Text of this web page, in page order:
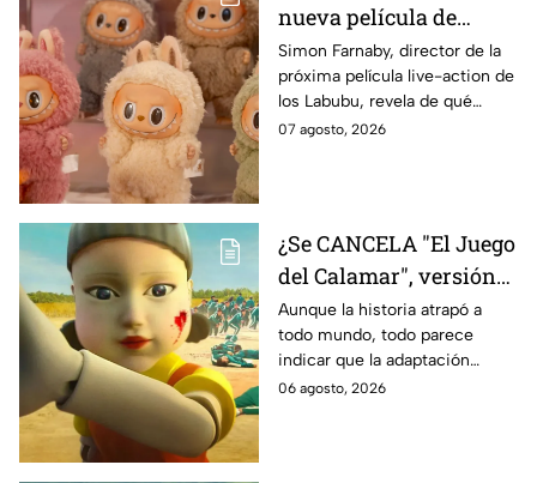
nueva película de
Labubu: de qué tratará
y cuándo se estrena
Simon Farnaby, director de la
próxima película live-action de
los Labubu, revela de qué
tratará la cinta. Aquí te
07 agosto, 2026
¿Se CANCELA "El Juego
del Calamar", versión
Estados Unidos? Esto
es lo que se sabe al
momento
Aunque la historia atrapó a
todo mundo, todo parece
indicar que la adaptación
podría ser cancelada:
06 agosto, 2026